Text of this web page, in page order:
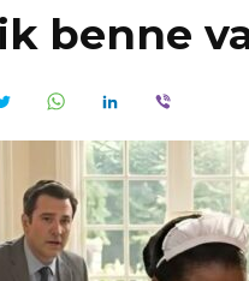
benne